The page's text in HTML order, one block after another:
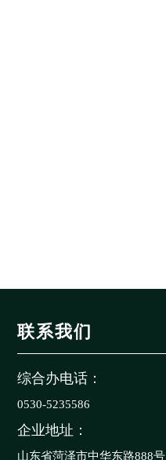
联系我们
综合办电话：
0530-5235586
企业地址：
山东省菏泽市中华东路888号